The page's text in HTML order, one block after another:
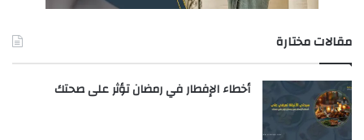
مقالات مختارة
أخطاء الإفطار في رمضان تؤثر على صحتك